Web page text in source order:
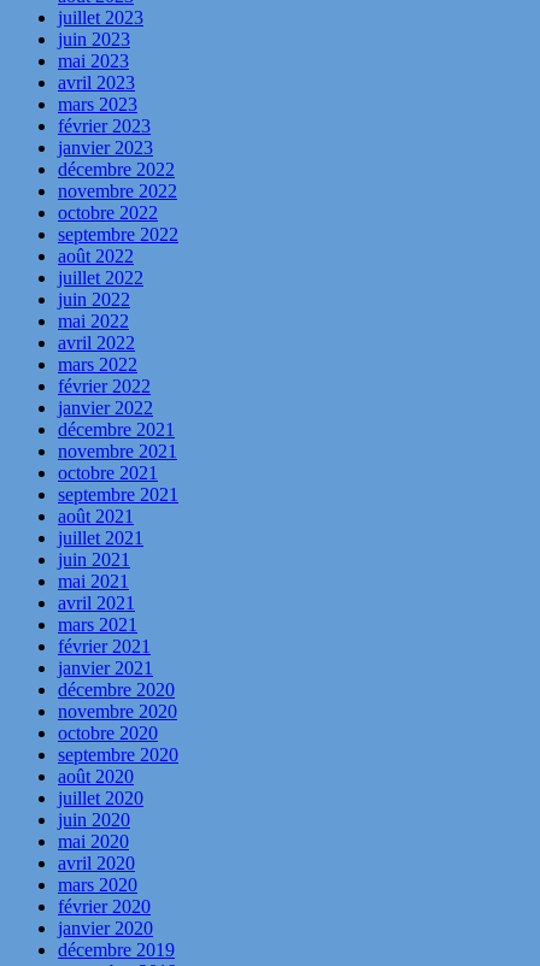
juillet 2023
juin 2023
mai 2023
avril 2023
mars 2023
février 2023
janvier 2023
décembre 2022
novembre 2022
octobre 2022
septembre 2022
août 2022
juillet 2022
juin 2022
mai 2022
avril 2022
mars 2022
février 2022
janvier 2022
décembre 2021
novembre 2021
octobre 2021
septembre 2021
août 2021
juillet 2021
juin 2021
mai 2021
avril 2021
mars 2021
février 2021
janvier 2021
décembre 2020
novembre 2020
octobre 2020
septembre 2020
août 2020
juillet 2020
juin 2020
mai 2020
avril 2020
mars 2020
février 2020
janvier 2020
décembre 2019